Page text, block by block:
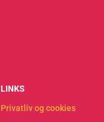
LINKS
Privatliv og cookies